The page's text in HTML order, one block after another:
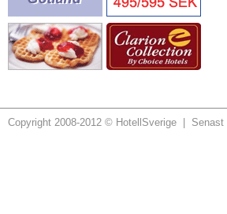
Copyright 2008-2012 © HotellSverige | Senast